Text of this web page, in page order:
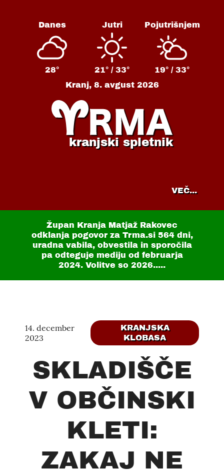
Danes
28°
Jutri
21° / 33°
Pojutrišnjem
19° / 33°
Kranj, 8. avgust 2026
kranjski spletnik
VEČ...
Župan Kranja Matjaž Rakovec
odklanja pogovor za Trma.si 564 dni,
uradna vabila, obvestila in sporočila
pa odteguje mediju od februarja
2024. Volitve so 2026.....
14. december
2023
KRANJSKA
KLOBASA
SKLADIŠČE
V OBČINSKI
KLETI:
ZAKAJ NE